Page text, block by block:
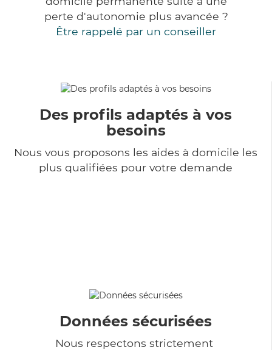
perte d'autonomie plus avancée ?
Être rappelé par un conseiller
Des profils adaptés à vos
besoins
Nous vous proposons les aides à domicile les
plus qualifiées pour votre demande
Données sécurisées
Nous respectons strictement